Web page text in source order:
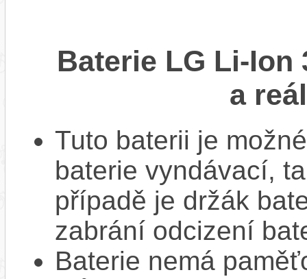
Baterie LG Li-Ion
a
Tuto baterii je
baterie vyndávací,
případě je držák
zabrání odcizení
Baterie nemá